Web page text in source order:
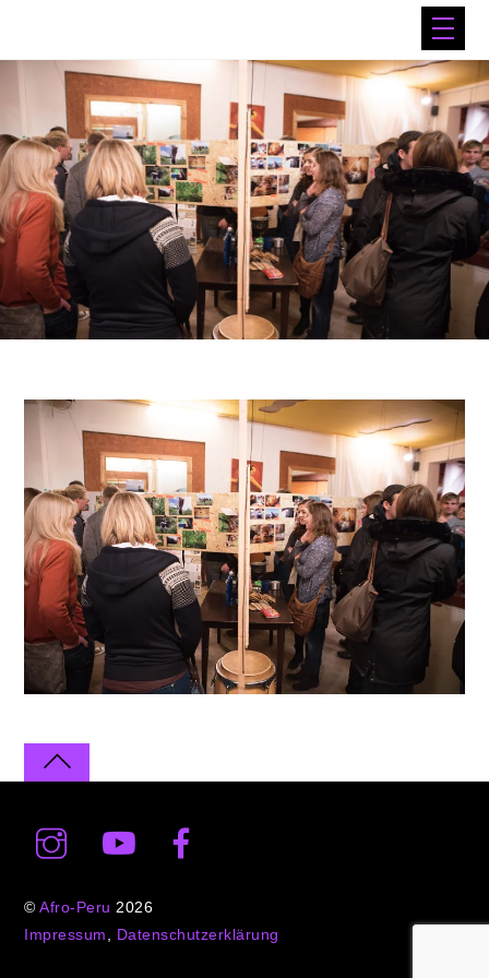
©Afro-Peru 2026
Impressum, Datenschutzerklärung